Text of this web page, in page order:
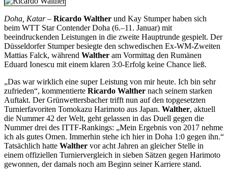
Doha, Katar– Ricardo Walther und Kay Stumper haben sich
beim WTT Star Contender Doha (6.–11. Januar) mit
beeindruckenden Leistungen in die zweite Hauptrunde gespielt. Der
Düsseldorfer Stumper besiegte den schwedischen Ex-WM-Zweiten
Mattias Falck, während Walther am Vormittag den Rumänen
Eduard Ionescu mit einem klaren 3:0-Erfolg keine Chance ließ.
„Das war wirklich eine super Leistung von mir heute. Ich bin sehr
zufrieden“, kommentierte Ricardo Walther nach seinem starken
Auftakt. Der Grünwettersbacher trifft nun auf den topgesetzten
Turnierfavoriten Tomokazu Harimoto aus Japan. Walther, aktuell
die Nummer 42 der Welt, geht gelassen in das Duell gegen die
Nummer drei des ITTF-Rankings: „Mein Ergebnis von 2017 nehme
ich als gutes Omen. Immerhin stehe ich hier in Doha 1:0 gegen ihn.“
Tatsächlich hatte Walther vor acht Jahren an gleicher Stelle in
einem offiziellen Turniervergleich in sieben Sätzen gegen Harimoto
gewonnen, der damals noch am Beginn seiner Karriere stand.